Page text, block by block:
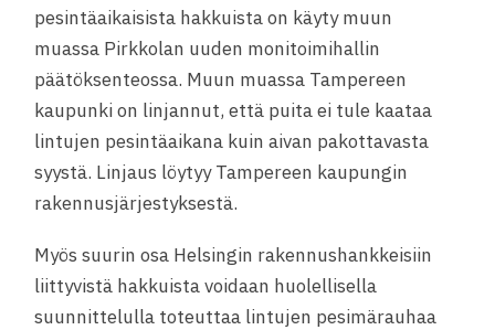
pesintäaikaisista hakkuista on käyty muun
muassa Pirkkolan uuden monitoimihallin
päätöksenteossa. Muun muassa Tampereen
kaupunki on linjannut, että puita ei tule kaataa
lintujen pesintäaikana kuin aivan pakottavasta
syystä. Linjaus löytyy Tampereen kaupungin
rakennusjärjestyksestä.
Myös suurin osa Helsingin rakennushankkeisiin
liittyvistä hakkuista voidaan huolellisella
suunnittelulla toteuttaa lintujen pesimärauhaa